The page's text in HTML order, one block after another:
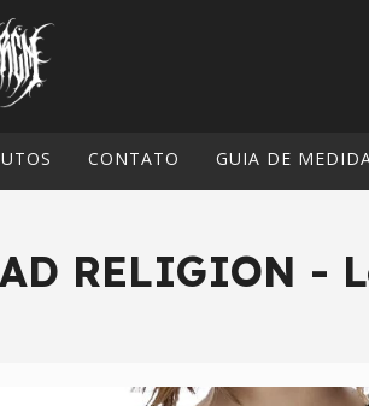
CONTATO GUIA DE
RELIGION -